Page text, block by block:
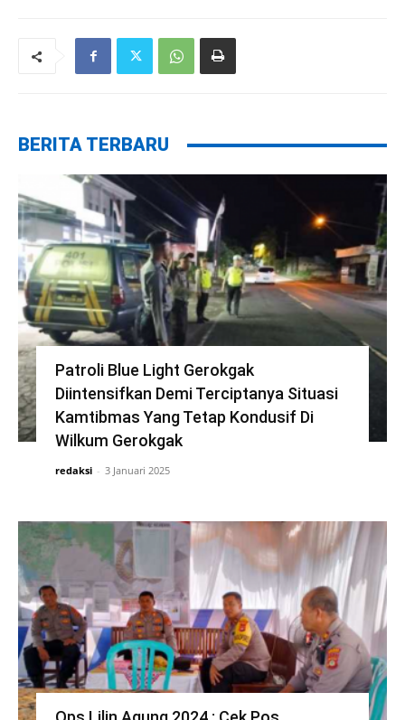
BERITA TERBARU
Patroli Blue Light Gerokgak
Diintensifkan Demi Terciptanya Situasi
Kamtibmas Yang Tetap Kondusif Di
Wilkum Gerokgak
redaksi - 3 Januari 2025